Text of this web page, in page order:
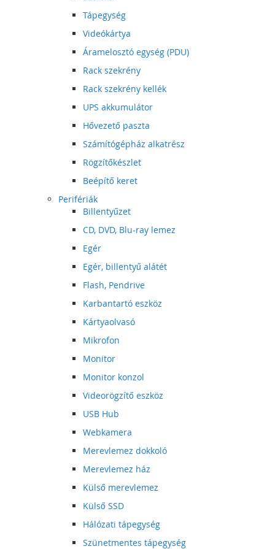
Tápegység
Videókártya
Áramelosztó egység (PDU)
Rack szekrény
Rack szekrény kellék
UPS akkumulátor
Hővezető paszta
Számítógépház alkatrész
Rögzítőkészlet
Beépítő keret
Perifériák
Billentyűzet
CD, DVD, Blu-ray lemez
Egér
Egér, billentyű alátét
Flash, Pendrive
Karbantartó eszköz
Kártyaolvasó
Mikrofon
Monitor
Monitor konzol
Videorögzítő eszköz
USB Hub
Webkamera
Merevlemez dokkoló
Merevlemez ház
Külső merevlemez
Külső SSD
Hálózati tápegység
Szünetmentes tápegység